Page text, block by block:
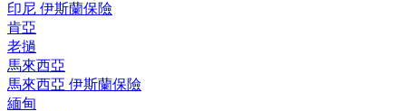
印尼 伊斯蘭保險
肯亞
老撾
馬來西亞
馬來西亞 伊斯蘭保險
緬甸